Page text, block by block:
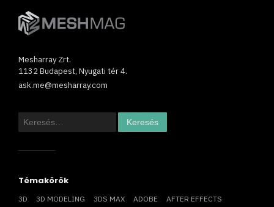
Mesharray Zrt.
1132 Budapest, Nyugati tér 4.
ask.me@mesharray.com
Keresés:
Témakörök
3D 3D MODELING 3DS MAX ADOBE
AFTER EFFECTS